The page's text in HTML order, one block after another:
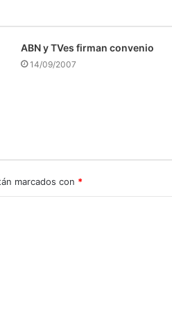
ABN y TVes firman convenio
14/09/2007
marcados con *